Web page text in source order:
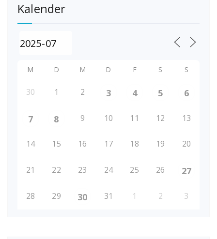
Kalender
M D M D F S S
30 1 2 3 4 5 6
7 8 9 10 11 12 13
14 15 16 17 18 19 20
21 22 23 24 25 26 27
28 29 30 31 1 2 3